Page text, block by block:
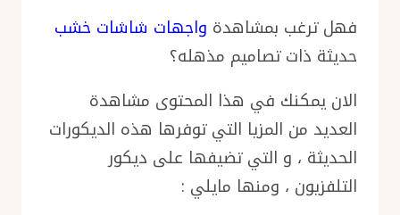
فهل ترغب بمشاهدة واجهات شاشات خشب
حديثة ذات تصاميم مذهله؟
الان يمكنك في هذا المحتوى مشاهدة
العديد من المزيا التي توفرها هذه الديكورات
الحديثة ، و التي تضيفها على ديكور
التلفزيون ، ومنها مايلي :